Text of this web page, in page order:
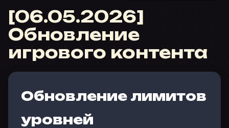
[06.05.2026]
Обновление
игрового контента
Обновление лимитов
уровней